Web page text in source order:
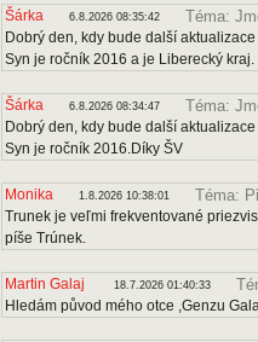
Šárka 6.8.2026 08:35:42 Téma:
Dobrý den, kdy bude další
Syn je ročník 2016 a je Liberecký kraj.
Šárka 6.8.2026 08:34:47 Téma:
Dobrý den, kdy bude další
Syn je ročník 2016.Díky ŠV
Monika 1.8.2026 10:38:01 Téma:
Trunek je veľmi frekventované
píše Trúnek.
Martin Galaj 18.7.2026 01:40:33
Hledám původ mého otce ,Genzu